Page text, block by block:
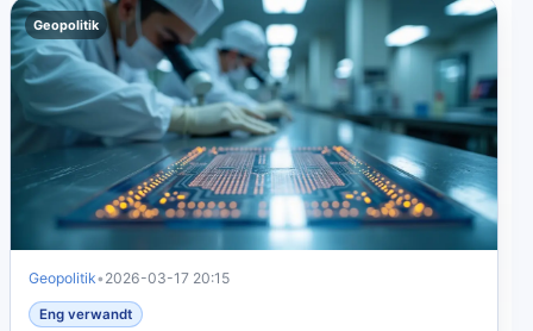
Geopolitik
Geopolitik• 2026-03-17 20:15
Eng verwandt